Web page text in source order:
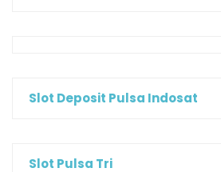
Slot Deposit Pulsa Indosat
Slot Pulsa Tri